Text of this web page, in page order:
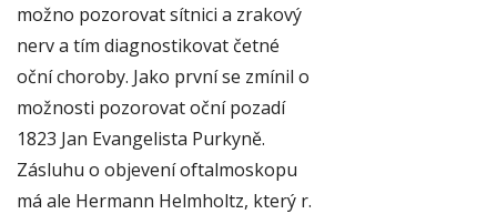
možno pozorovat sítnici a zrakový
nerv a tím diagnostikovat četné
oční choroby. Jako první se zmínil o
možnosti pozorovat oční pozadí
1823 Jan Evangelista Purkyně.
Zásluhu o objevení oftalmoskopu
má ale Hermann Helmholtz, který r.